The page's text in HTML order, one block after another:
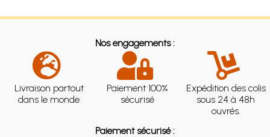
Nos engagements :
Livraison partout
dans le monde
Paiement 100%
sécurisé
Expédition des colis
sous 24 à 48h
ouvrés.
Paiement sécurisé :